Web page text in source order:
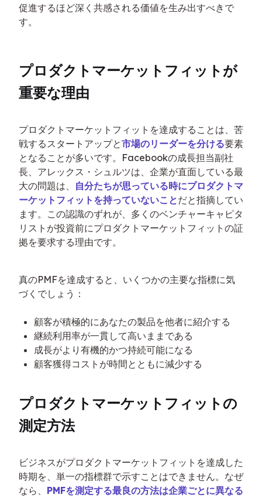
促進するほど深く共感される価値を生み出すべきで
す。
プロダクトマーケットフィットが
重要な理由
プロダクトマーケットフィットを達成することは、苦
戦するスタートアップと市場のリーダーを分ける要素
となることが多いです。Facebookの成長担当副社
長、アレックス・シュルツは、企業が直面している最
大の問題は、 自分たちが思っている時にプロダクトマ
ーケットフィットを持っていないことだと指摘してい
ます。この認識のずれが、多くのベンチャーキャピタ
リストが投資前にプロダクトマーケットフィットの証
拠を要求する理由です。
真のPMFを達成すると、いくつかの主要な指標に気
づくでしょう：
顧客が積極的にあなたの製品を他者に紹介する
継続利用率が一貫して高いままである
成長がより有機的かつ持続可能になる
顧客獲得コストが時間とともに減少する
プロダクトマーケットフィットの
測定方法
ビジネスがプロダクトマーケットフィットを達成した
時期を、単一の指標群で示すことはできません。なぜ
なら、 PMFを測定する最良の方法は企業ごとに異なる